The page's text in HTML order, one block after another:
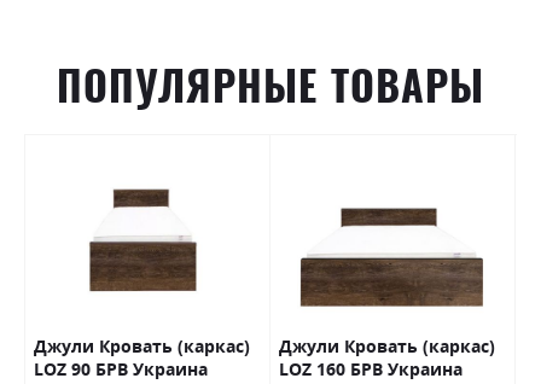
ПОПУЛЯРНЫЕ ТОВАРЫ
Джули Кровать (каркас)
LOZ 90 БРВ Украина
Джули Кровать (каркас)
LOZ 160 БРВ Украина